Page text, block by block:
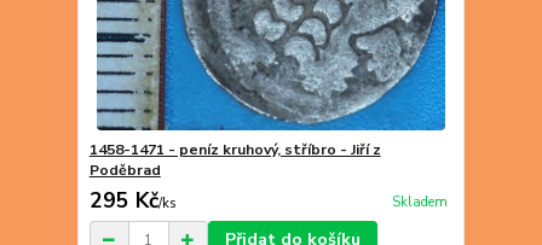
1458-1471 - peníz kruhový, stříbro - Jiří z
Poděbrad
295 Kč/ks Skladem
Přidat do košíku